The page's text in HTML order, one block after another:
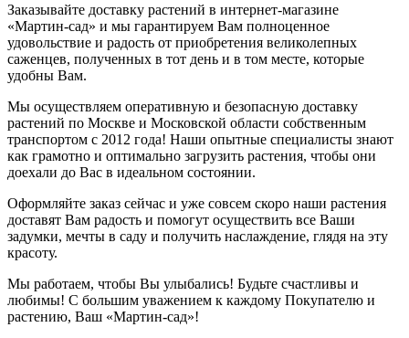
Заказывайте доставку растений в интернет-магазине
«Мартин-сад» и мы гарантируем Вам полноценное
удовольствие и радость от приобретения великолепных
саженцев, полученных в тот день и в том месте, которые
удобны Вам.
Мы осуществляем оперативную и безопасную доставку
растений по Москве и Московской области собственным
транспортом с 2012 года! Наши опытные специалисты знают
как грамотно и оптимально загрузить растения, чтобы они
доехали до Вас в идеальном состоянии.
Оформляйте заказ сейчас и уже совсем скоро наши растения
доставят Вам радость и помогут осуществить все Ваши
задумки, мечты в саду и получить наслаждение, глядя на эту
красоту.
Мы работаем, чтобы Вы улыбались! Будьте счастливы и
любимы! С большим уважением к каждому Покупателю и
растению, Ваш «Мартин-сад»!